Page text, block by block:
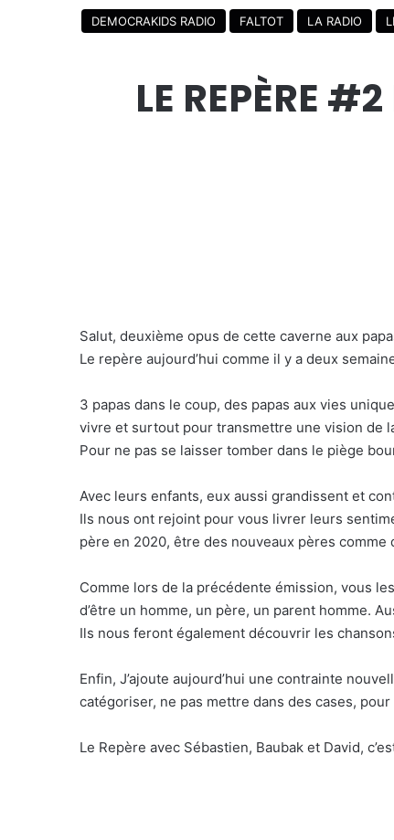
DEMOCRAKIDS RADIO FALTOT LA RADIO
LE REPÈRE
Salut, deuxième opus de cette caverne aux
Le repère aujourd’hui comme il y a deux
3 papas dans le coup, des papas aux vies
vivre et surtout pour transmettre une vision de
Pour ne pas se laisser tomber dans le piège
Avec leurs enfants, eux aussi grandissent et
Ils nous ont rejoint pour vous livrer leurs
père en 2020, être des nouveaux pères comme
Comme lors de la précédente émission, vous
d’être un homme, un père, un parent homme.
Ils nous feront également découvrir les
Enfin, J’ajoute aujourd’hui une contrainte
catégoriser, ne pas mettre dans des cases,
Le Repère avec Sébastien, Baubak et David,